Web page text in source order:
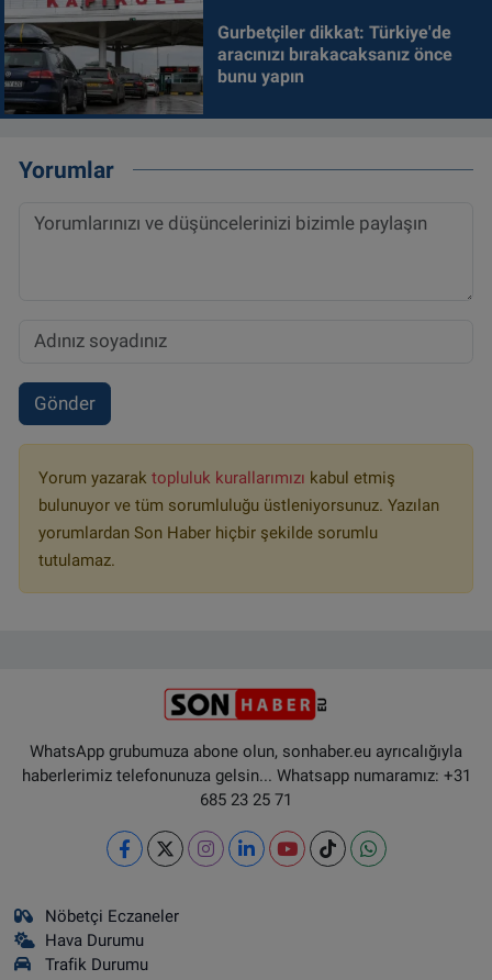
Gurbetçiler dikkat: Türkiye'de
aracınızı bırakacaksanız önce
bunu yapın
Yorumlar
Gönder
Yorum yazarak topluluk kurallarımızı kabul etmiş
bulunuyor ve tüm sorumluluğu üstleniyorsunuz. Yazılan
yorumlardan Son Haber hiçbir şekilde sorumlu
tutulamaz.
WhatsApp grubumuza abone olun, sonhaber.eu ayrıcalığıyla
haberlerimiz telefonunuza gelsin... Whatsapp numaramız: +31
685 23 25 71
Nöbetçi Eczaneler
Hava Durumu
Trafik Durumu